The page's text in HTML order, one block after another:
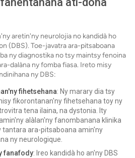
aretin'ny neurolojia no kandidà ho
(DBS). Toe-javatra ara-pitsaboana
ny diagnostika no tsy maintsy fenoina
dalàna ny fomba fiasa. Ireto misy
ny DBS:
fihetsehana: Ny marary dia tsy
fikorontanan'ny fihetsehana toy ny
tena ilaina, na dystonia. Ity
alàlan'ny fanombanana klinika
tantara ara-pitsaboana amin'ny
ny neurologique.
fanafody: Ireo kandidà ho an'ny DBS